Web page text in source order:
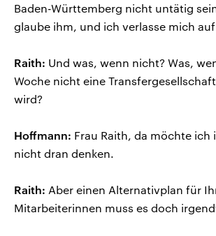
Baden-Württemberg nicht untätig
glaube ihm, und ich verlasse mich
Raith: Und was, wenn nicht? Was,
Woche nicht eine
wird?
Hoffmann: Frau Raith, da möchte ich
nicht dran denken.
Raith: Aber einen Alternativplan für
Mitarbeiterinnen muss es doch